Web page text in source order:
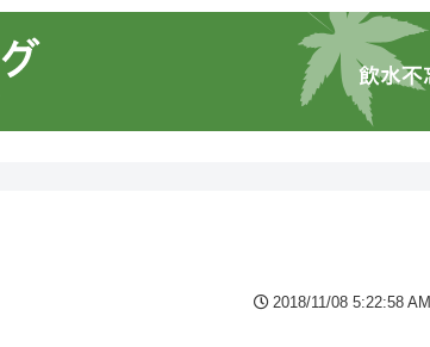
2018/11/08 5:22:58 AM